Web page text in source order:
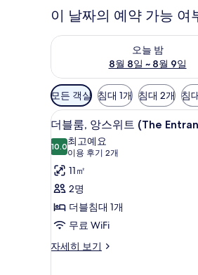
이 날짜의 예약 가능 여
오늘 밤
8월 8일 ~ 8월 9일
오늘 밤 예약 가능 여부 확인,
객
실
에
사
용
가
능
필
터
모든 객실 침대 1개 침대 2개 침
더
블
룸,
앙
스
위
트
(The
10
더블룸, 앙스위트 (The
10.010.0점 만점 중 10점
최고예요
이용 후기 2개
(이
용
후
기
개)
11㎡
2명
더블침대 1개
무료 WiFi
자세히 보기
더